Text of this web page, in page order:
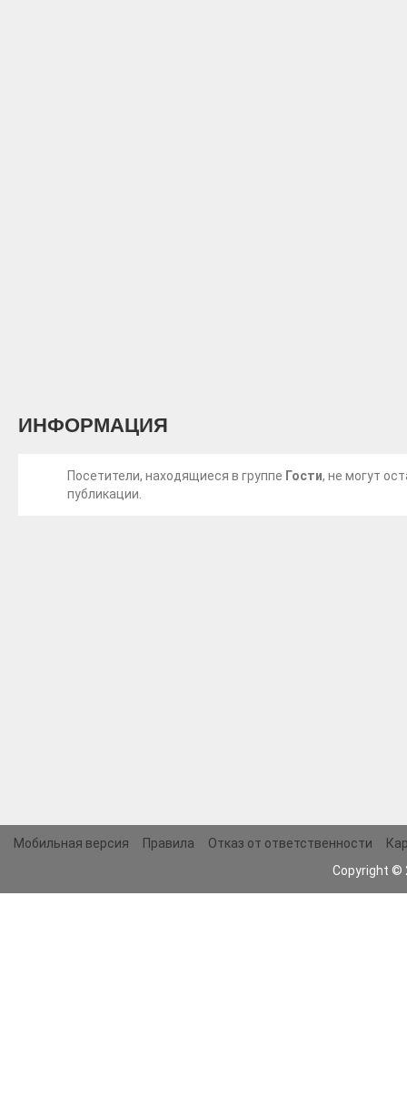
ИНФОРМАЦИЯ
Посетители, находящиеся в группе Гости, не могут
публикации.
Мобильная версия Правила Отказ от ответственности
Copyright ©